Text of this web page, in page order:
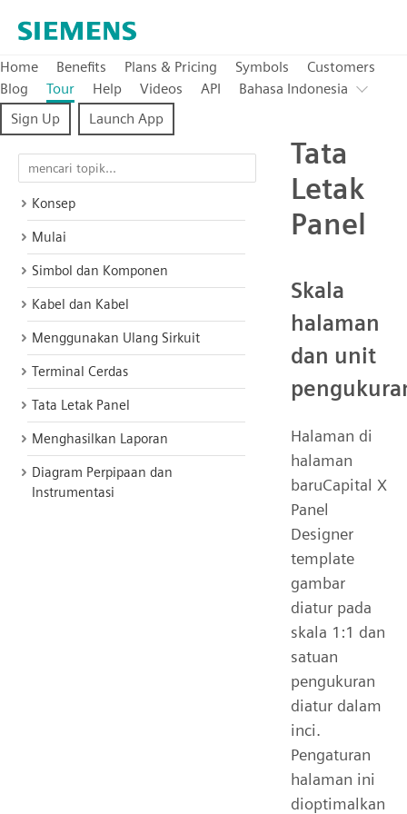
Home Benefits Plans & Pricing Symbols
Customers
Blog
Tour Help Videos API
Bahasa Indonesia
Sign Up
Launch App
Konsep
Mulai
Simbol dan Komponen
Kabel dan Kabel
Menggunakan Ulang Sirkuit
Terminal Cerdas
Tata Letak Panel
Menghasilkan Laporan
Diagram Perpipaan dan
Instrumentasi
Tata
Letak
Panel
Skala
halaman
dan unit
Halaman di
halaman
baruCapital X
Panel
Designer
template
gambar
diatur pada
skala 1:1 dan
satuan
pengukuran
diatur dalam
inci.
Pengaturan
halaman ini
dioptimalkan